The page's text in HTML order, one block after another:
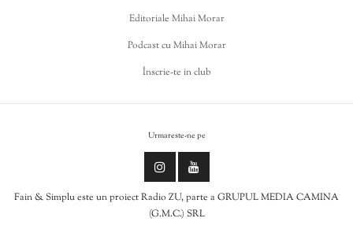
Editoriale Mihai Morar
Podcast cu Mihai Morar
Înscrie-te in club
Urmareste-ne pe
Fain & Simplu este un proiect Radio ZU, parte a GRUPUL MEDIA CAMINA
(G.M.C.) SRL